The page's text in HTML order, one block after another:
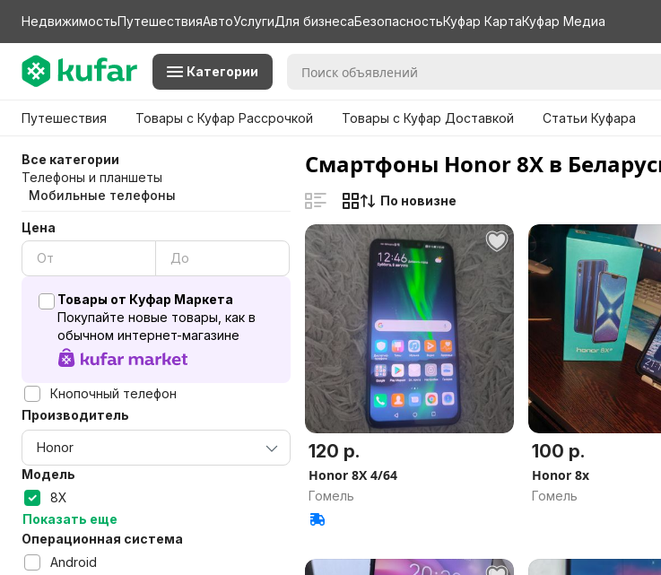
НедвижимостьПутешествияАвтоУслугиДля бизнесаБезопасностьКуфар КартаКуфар Медиа
Категории
Путешествия Товары с Куфар Рассрочкой Товары с Куфар Доставкой Статьи Куфара
Все категории
Телефоны и планшеты
Мобильные телефоны
Цена
Товары от Куфар Маркета
Покупайте новые товары, как в
обычном интернет-магазине
Кнопочный телефон
Производитель
Модель
8X
Показать еще
Операционная система
Android
Смартфоны Honor 8X в
По новизне
120 р.
Honor 8X 4/64
Гомель
100 р.
Honor 8x
Гомель